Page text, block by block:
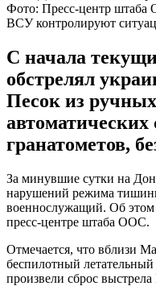
Фото: Пресс-центр штаба
ВСУ контролируют
С начала
обстрелял
Песок из
гранатометов,
За минувшие сутки на
нарушений режима
военнослужащий. Об этом
пресс-центре штаба ООС.
Отмечается, что вблизи
беспилотный
произвели сброс